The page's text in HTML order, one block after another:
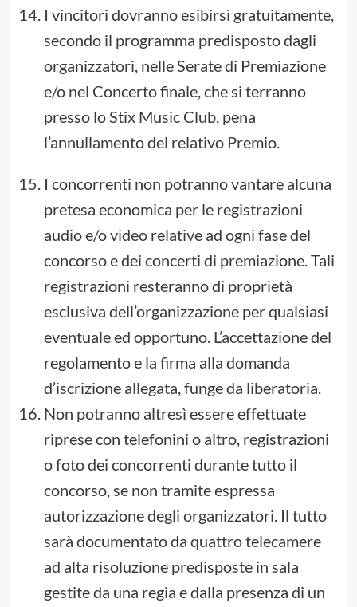
I vincitori dovranno esibirsi gratuitamente,
secondo il programma predisposto dagli
organizzatori, nelle Serate di Premiazione
e/o nel Concerto finale, che si terranno
presso lo Stix Music Club, pena
l’annullamento del relativo Premio.
I concorrenti non potranno vantare alcuna
pretesa economica per le registrazioni
audio e/o video relative ad ogni fase del
concorso e dei concerti di premiazione. Tali
registrazioni resteranno di proprietà
esclusiva dell’organizzazione per qualsiasi
eventuale ed opportuno. L’accettazione del
regolamento e la firma alla domanda
d’iscrizione allegata, funge da liberatoria.
Non potranno altresì essere effettuate
riprese con telefonini o altro, registrazioni
o foto dei concorrenti durante tutto il
concorso, se non tramite espressa
autorizzazione degli organizzatori. Il tutto
sarà documentato da quattro telecamere
ad alta risoluzione predisposte in sala
gestite da una regia e dalla presenza di un